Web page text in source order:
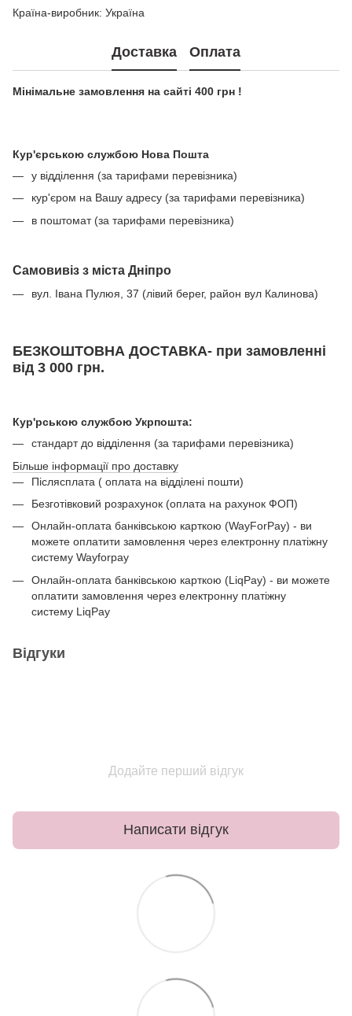
Країна-виробник: Україна
Доставка Оплата
Мінімальне замовлення на сайті 400 грн !
Кур'єрською службою Нова Пошта
у відділення (за тарифами перевізника)
кур'єром на Вашу адресу (за тарифами перевізника)
в поштомат (за тарифами перевізника)
Самовивіз з міста Дніпро
вул. Івана Пулюя, 37 (лівий берег, район вул Калинова)
БЕЗКОШТОВНА ДОСТАВКА- при замовленні
від 3 000 грн.
Кур'рською службою Укрпошта:
стандарт до відділення (за тарифами перевізника)
Більше інформації про доставку
Післясплата ( оплата на відділені пошти)
Безготівковий розрахунок (оплата на рахунок ФОП)
Онлайн-оплата банківською карткою (WayForPay) - ви
можете оплатити замовлення через електронну платіжну
систему Wayforpay
Онлайн-оплата банківською карткою (LiqPay) - ви можете
оплатити замовлення через електронну платіжну
систему LiqPay
Відгуки
Додайте перший відгук
Написати відгук